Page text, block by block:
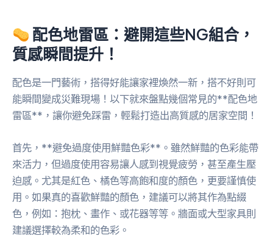
配色地雷區：避開這些NG組合，
質感瞬間提升！
配色是一門藝術，搭得好能讓家裡煥然一新，搭不好則可
能瞬間變成災難現場！以下就來盤點幾個常見的**配色地
雷區**，讓你避免踩雷，輕鬆打造出高質感的居家空間！
首先，**避免過度使用鮮豔色彩**。雖然鮮豔的色彩能帶
來活力，但過度使用容易讓人感到視覺疲勞，甚至產生壓
迫感。尤其是紅色、橘色等高飽和度的顏色，更要謹慎使
用。如果真的喜歡鮮豔的顏色，建議可以將其作為點綴
色，例如：抱枕、畫作、或花器等等。牆面或大型家具則
建議選擇較為柔和的色彩。